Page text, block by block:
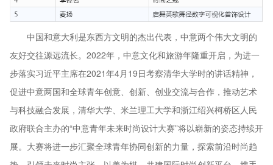
中国和意大利是东西方文明的杰出代表，中意两个伟大文明的
友好交往源远流长。2022年，中意文化和旅游年隆重开启，为进一
步落实习近平主席在2021年4月19日考察清华大学时的讲话精神，
促进中意两国和全球青年创意、创新、创业交流与合作，推动艺术
与科技融合发展，清华大学、米兰理工大学和浙江绍兴柯桥区人民
政府联合主办的“中意青年未来时尚设计大赛”将以崭新的姿态持续开
展。大赛将进一步汇聚全球青年协同创新的力量，探索前沿时尚趋